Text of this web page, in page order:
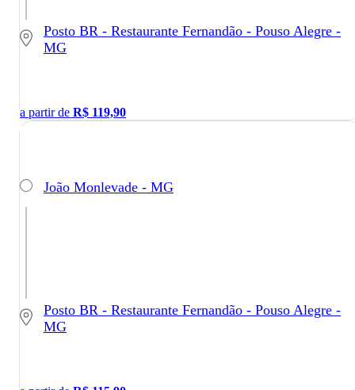
Posto BR - Restaurante Fernandão - Pouso Alegre -
MG
a partir de R$ 119,90
João Monlevade - MG
Posto BR - Restaurante Fernandão - Pouso Alegre -
MG